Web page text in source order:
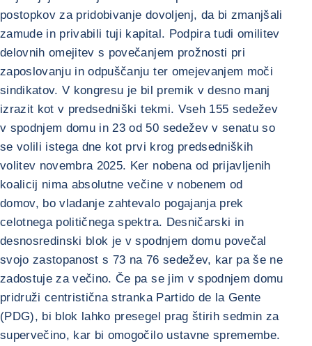
postopkov za pridobivanje dovoljenj, da bi zmanjšali
zamude in privabili tuji kapital. Podpira tudi omilitev
delovnih omejitev s povečanjem prožnosti pri
zaposlovanju in odpuščanju ter omejevanjem moči
sindikatov. V kongresu je bil premik v desno manj
izrazit kot v predsedniški tekmi. Vseh 155 sedežev
v spodnjem domu in 23 od 50 sedežev v senatu so
se volili istega dne kot prvi krog predsedniških
volitev novembra 2025. Ker nobena od prijavljenih
koalicij nima absolutne večine v nobenem od
domov, bo vladanje zahtevalo pogajanja prek
celotnega političnega spektra. Desničarski in
desnosredinski blok je v spodnjem domu povečal
svojo zastopanost s 73 na 76 sedežev, kar pa še ne
zadostuje za večino. Če pa se jim v spodnjem domu
pridruži centristična stranka Partido de la Gente
(PDG), bi blok lahko presegel prag štirih sedmin za
supervečino, kar bi omogočilo ustavne spremembe.